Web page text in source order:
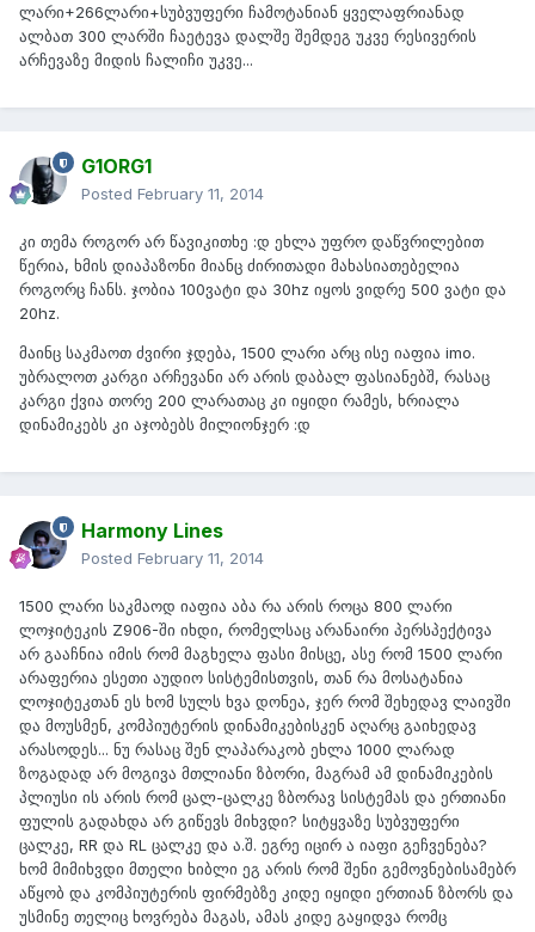
ლარი+266ლარი+სუბვუფერი ჩამოტანიან ყველაფრიანად
ალბათ 300 ლარში ჩაეტევა დალშე შემდეგ უკვე რესივერის
არჩევაზე მიდის ჩალიჩი უკვე...
G1ORG1
Posted February 11, 2014
კი თემა როგორ არ წავიკითხე :დ ეხლა უფრო დაწვრილებით
წერია, ხმის დიაპაზონი მიანც ძირითადი მახასიათებელია
როგორც ჩანს. ჯობია 100ვატი და 30hz იყოს ვიდრე 500 ვატი და
20hz.
მაინც საკმაოთ ძვირი ჯდება, 1500 ლარი არც ისე იაფია imo.
უბრალოთ კარგი არჩევანი არ არის დაბალ ფასიანებშ, რასაც
კარგი ქვია თორე 200 ლარათაც კი იყიდი რამეს, ხრიალა
დინამიკებს კი აჯობებს მილიონჯერ :დ
Harmony Lines
Posted February 11, 2014
1500 ლარი საკმაოდ იაფია აბა რა არის როცა 800 ლარი
ლოჯიტეკის Z906-ში იხდი, რომელსაც არანაირი პერსპექტივა
არ გააჩნია იმის რომ მაგხელა ფასი მისცე, ასე რომ 1500 ლარი
არაფერია ესეთი აუდიო სისტემისთვის, თან რა მოსატანია
ლოჯიტეკთან ეს ხომ სულს ხვა დონეა, ჯერ რომ შეხედავ ლაივში
და მოუსმენ, კომპიუტერის დინამიკებისკენ აღარც გაიხედავ
არასოდეს... ნუ რასაც შენ ლაპარაკობ ეხლა 1000 ლარად
ზოგადად არ მოგივა მთლიანი ზბორი, მაგრამ ამ დინამიკების
პლიუსი ის არის რომ ცალ-ცალკე ზბორავ სისტემას და ერთიანი
ფულის გადახდა არ გიწევს მიხვდი? სიტყვაზე სუბვუფერი
ცალკე, RR და RL ცალკე და ა.შ. ეგრე იცირ ა იაფი გეჩვენება?
ხომ მიმიხვდი მთელი ხიბლი ეგ არის რომ შენი გემოვნებისამებრ
აწყობ და კომპიუტერის ფირმებზე კიდე იყიდი ერთიან ზბორს და
უსმინე თელიც ხოვრება მაგას, ამას კიდე გაყიდვა რომც